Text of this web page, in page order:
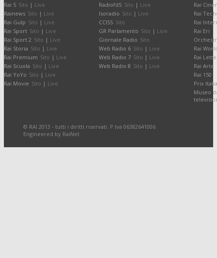
Rai 5 Sito | Live
Rainews Sito | Live
Rai Gulp Sito | Live
Rai Sport Sito | Live
Rai Sport 2 Sito | Live
Rai Storia Sito | Live
Rai Premium Sito | Live
Rai Scuola Sito | Live
Rai YoYo Sito | Live
Rai Movie Sito | Live
Radiofd5 Sito | Live
Isoradio Sito | Live
CCISS Sito
GR Parlamento Sito | Live
Giornale Radio Sito
Web Radio 6 Sito | Live
Web Radio 7 Sito | Live
Web Radio 8 Sito | Live
Rai
Rai
Rai
Rai Eri
Rai
Rai
Rai Arte
Rai 150
Prix Italia
Museo
© RAI 2013 - tutti i diritti riservati. P.Iva 06382641006
Engineered by RaiNet